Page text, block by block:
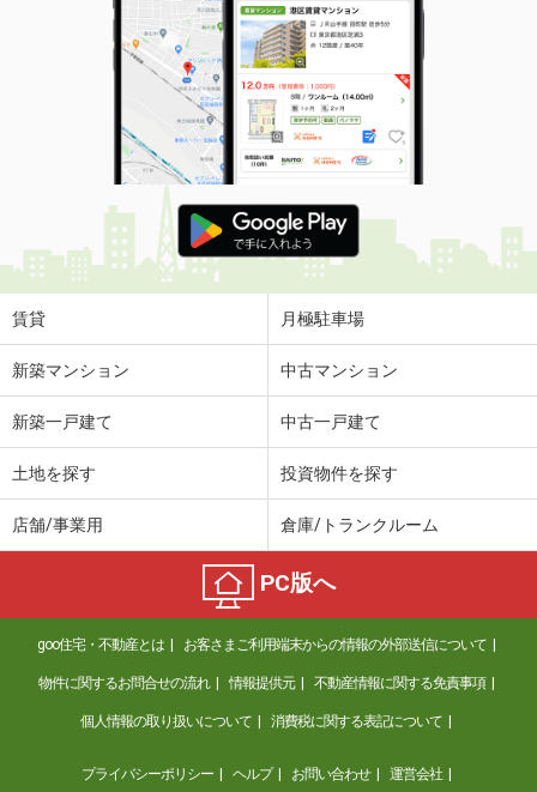
賃貸 月極駐車場
新築マンション 中古マンション
新築一戸建て 中古一戸建て
土地を探す 投資物件を探す
店舗/事業用 倉庫/トランクルーム
PC版へ
goo住宅・不動産とは お客さまご利用端末からの情報の外部送信について
物件に関するお問合せの流れ 情報提供元 不動産情報に関する免責事項
個人情報の取り扱いについて 消費税に関する表記について
プライバシーポリシー ヘルプ お問い合わせ 運営会社